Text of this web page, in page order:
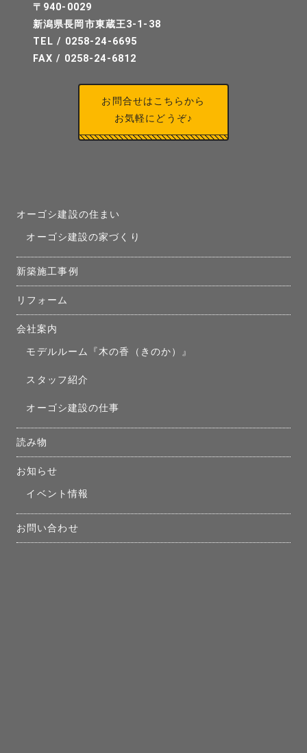
〒940-0029
新潟県長岡市東蔵王3-1-38
TEL / 0258-24-6695
FAX / 0258-24-6812
お問合せはこちらから
お気軽にどうぞ♪
オーゴシ建設の住まい
オーゴシ建設の家づくり
新築施工事例
リフォーム
会社案内
モデルルーム『木の香（きのか）』
スタッフ紹介
オーゴシ建設の仕事
読み物
お知らせ
イベント情報
お問い合わせ